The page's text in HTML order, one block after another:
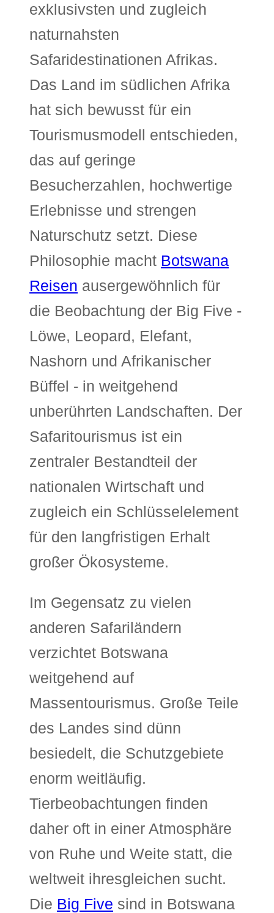
exklusivsten und zugleich
naturnahsten
Safaridestinationen Afrikas.
Das Land im südlichen Afrika
hat sich bewusst für ein
Tourismusmodell entschieden,
das auf geringe
Besucherzahlen, hochwertige
Erlebnisse und strengen
Naturschutz setzt. Diese
Philosophie macht Botswana
Reisen ausergewöhnlich für
die Beobachtung der Big Five -
Löwe, Leopard, Elefant,
Nashorn und Afrikanischer
Büffel - in weitgehend
unberührten Landschaften. Der
Safaritourismus ist ein
zentraler Bestandteil der
nationalen Wirtschaft und
zugleich ein Schlüsselelement
für den langfristigen Erhalt
großer Ökosysteme.
Im Gegensatz zu vielen
anderen Safariländern
verzichtet Botswana
weitgehend auf
Massentourismus. Große Teile
des Landes sind dünn
besiedelt, die Schutzgebiete
enorm weitläufig.
Tierbeobachtungen finden
daher oft in einer Atmosphäre
von Ruhe und Weite statt, die
weltweit ihresgleichen sucht.
Die Big Five sind in Botswana